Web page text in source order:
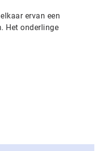
elkaar ervan een
Het onderlinge